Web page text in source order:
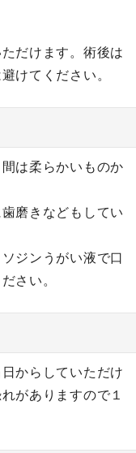
だけます。術後は
けてください。
は柔らかいものか
磨きなどもしてい
ジンうがい液で口
さい。
からしていただけ
がありますので１